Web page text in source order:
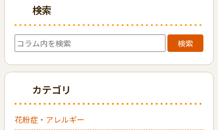
検索
検索
カテゴリ
花粉症・アレルギー